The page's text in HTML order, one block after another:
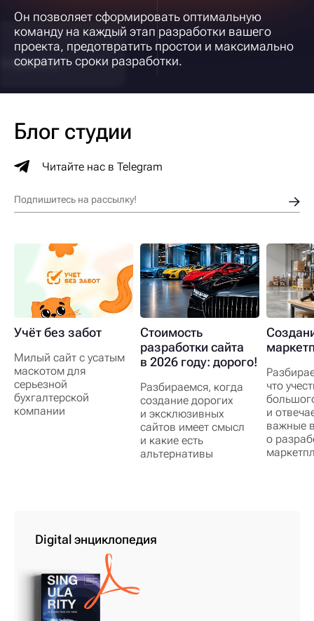
Он позволяет сформировать оптимальную
команду на каждый этап разработки вашего
проекта, предотвратить простои и максимально
сократить сроки разработки.
Блог студии
Читайте нас в Telegram
Учёт без забот
Милый сайт с усатым
маскотом для
серьезной
бухгалтерской
компании
Стоимость
разработки сайта
в 2026 году: дорого!
Разбираемся, когда
создание дорогих
и эксклюзивных
сайтов имеет смысл
и какие есть
альтернативы
что
и
важные
о
Digital энциклопедия